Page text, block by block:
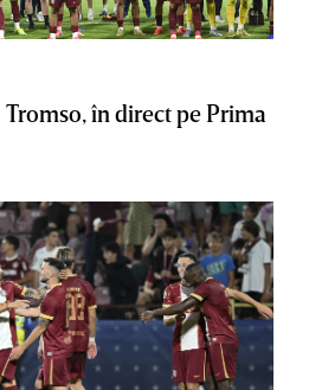
Tromso, în direct pe Prima